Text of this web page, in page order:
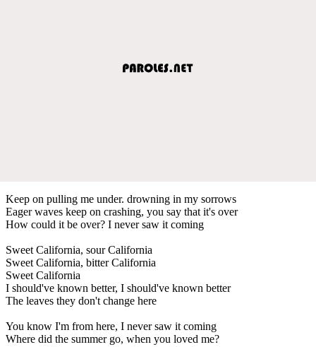
Keep on pulling me under. drowning in my sorrows
Eager waves keep on crashing, you say that it's over
How could it be over? I never saw it coming
Sweet California, sour California
Sweet California, bitter California
Sweet California
I should've known better, I should've known better
The leaves they don't change here
You know I'm from here, I never saw it coming
Where did the summer go, when you loved me?